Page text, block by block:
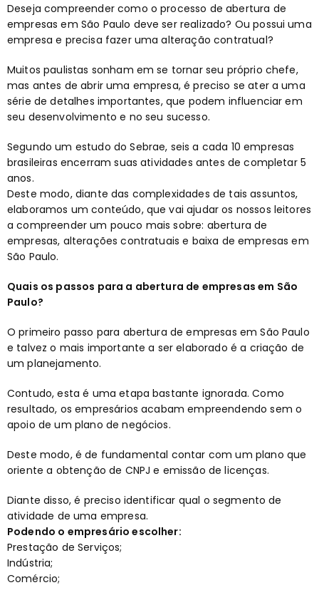
Deseja compreender como o processo de abertura de
empresas em São Paulo deve ser realizado? Ou possui uma
empresa e precisa fazer uma alteração contratual?
Muitos paulistas sonham em se tornar seu próprio chefe,
mas antes de abrir uma empresa, é preciso se ater a uma
série de detalhes importantes, que podem influenciar em
seu desenvolvimento e no seu sucesso.
Segundo um estudo do Sebrae, seis a cada 10 empresas
brasileiras encerram suas atividades antes de completar 5
anos.
Deste modo, diante das complexidades de tais assuntos,
elaboramos um conteúdo, que vai ajudar os nossos leitores
a compreender um pouco mais sobre: abertura de
empresas, alterações contratuais e baixa de empresas em
São Paulo.
Quais os passos para a abertura de empresas em São
Paulo?
O primeiro passo para abertura de empresas em São Paulo
e talvez o mais importante a ser elaborado é a criação de
um planejamento.
Contudo, esta é uma etapa bastante ignorada. Como
resultado, os empresários acabam empreendendo sem o
apoio de um plano de negócios.
Deste modo, é de fundamental contar com um plano que
oriente a obtenção de CNPJ e emissão de licenças.
Diante disso, é preciso identificar qual o segmento de
atividade de uma empresa.
Podendo o empresário escolher:
Prestação de Serviços;
Indústria;
Comércio;